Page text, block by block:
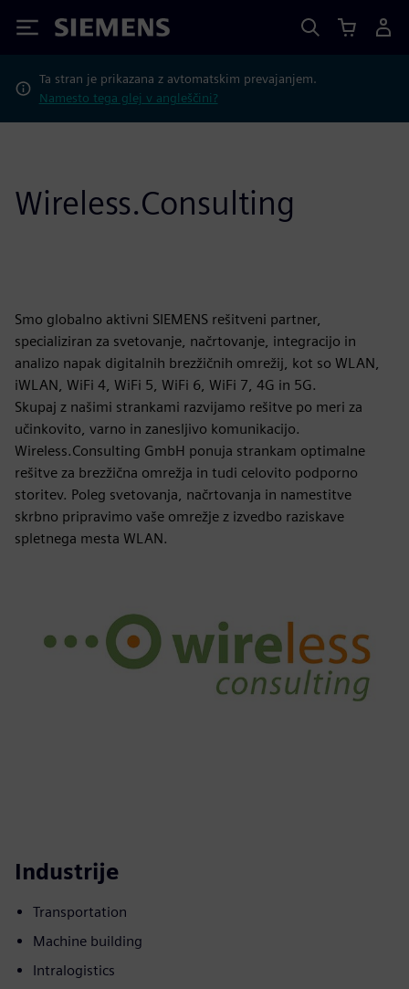
Siemens
Ta stran je prikazana z avtomatskim prevajanjem.
Namesto tega glej v angleščini?
Wireless.Consulting
Smo globalno aktivni SIEMENS rešitveni partner,
specializiran za svetovanje, načrtovanje, integracijo in
analizo napak digitalnih brezžičnih omrežij, kot so WLAN,
iWLAN, WiFi 4, WiFi 5, WiFi 6, WiFi 7, 4G in 5G.
Skupaj z našimi strankami razvijamo rešitve po meri za
učinkovito, varno in zanesljivo komunikacijo.
Wireless.Consulting GmbH ponuja strankam optimalne
rešitve za brezžična omrežja in tudi celovito podporno
storitev. Poleg svetovanja, načrtovanja in namestitve
skrbno pripravimo vaše omrežje z izvedbo raziskave
spletnega mesta WLAN.
Industrije
Transportation
Machine building
Intralogistics